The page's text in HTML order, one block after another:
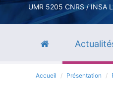
UMR 5205 CNRS / INSA
Accueil Présentation